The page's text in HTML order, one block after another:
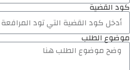
كود القضية
موضوع الطلب